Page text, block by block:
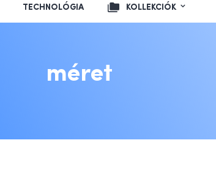
TECHNOLÓGIA KOLLEKCIÓK
méret